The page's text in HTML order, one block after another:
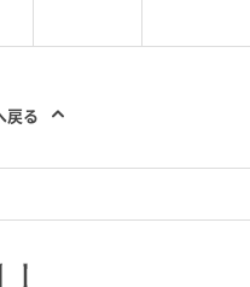
news/data/que
貸居住用物件を探して
る」と回答した全国
よるアンケート調査 調
戻る